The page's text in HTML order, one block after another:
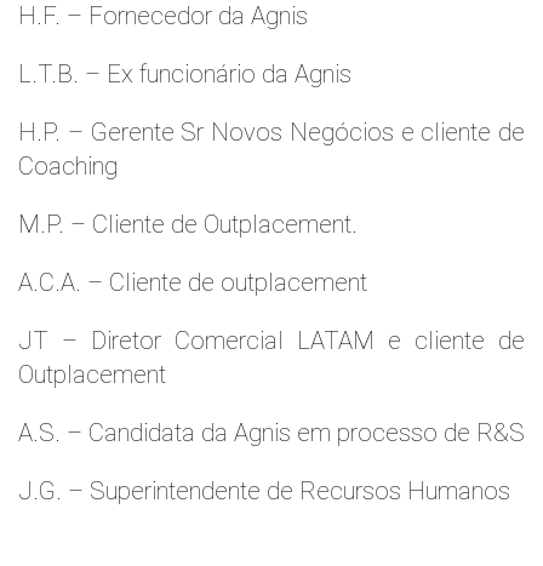
H.F. – Fornecedor da Agnis
L.T.B. – Ex funcionário da Agnis
H.P. – Gerente Sr Novos Negócios e cliente de
Coaching
M.P. – Cliente de Outplacement.
A.C.A. – Cliente de outplacement
JT – Diretor Comercial LATAM e cliente de
Outplacement
A.S. – Candidata da Agnis em processo de R&S
J.G. – Superintendente de Recursos Humanos